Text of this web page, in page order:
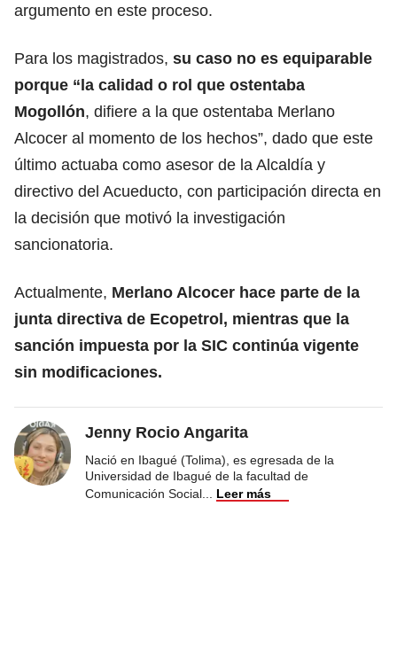
argumento en este proceso.
Para los magistrados, su caso no es equiparable
porque “la calidad o rol que ostentaba
Mogollón, difiere a la que ostentaba Merlano
Alcocer al momento de los hechos”, dado que este
último actuaba como asesor de la Alcaldía y
directivo del Acueducto, con participación directa en
la decisión que motivó la investigación
sancionatoria.
Actualmente, Merlano Alcocer hace parte de la
junta directiva de Ecopetrol, mientras que la
sanción impuesta por la SIC continúa vigente
sin modificaciones.
Jenny Rocio Angarita
Nació en Ibagué (Tolima), es egresada de la
Universidad de Ibagué de la facultad de
Comunicación Social
Leer más